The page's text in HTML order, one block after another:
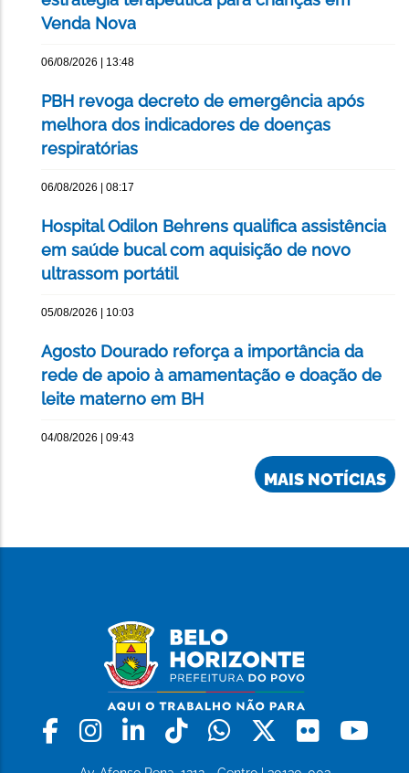
Venda Nova
06/08/2026 | 13:48
PBH revoga decreto de emergência após
melhora dos indicadores de doenças
respiratórias
06/08/2026 | 08:17
Hospital Odilon Behrens qualifica assistência
em saúde bucal com aquisição de novo
ultrassom portátil
05/08/2026 | 10:03
Agosto Dourado reforça a importância da
rede de apoio à amamentação e doação de
leite materno em BH
04/08/2026 | 09:43
MAIS NOTÍCIAS
Facebook
Instagram
LinkedinTiktokWhatsapp
X Flickr